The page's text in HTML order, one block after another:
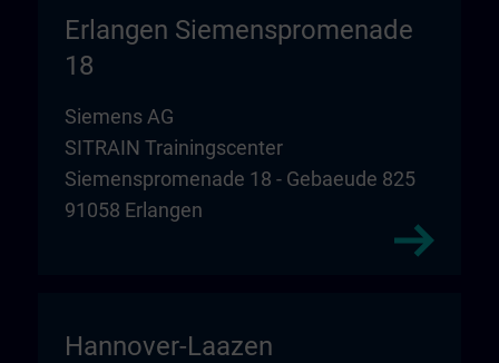
Erlangen Siemenspromenade
18
Siemens AG
SITRAIN Trainingscenter
Siemenspromenade 18 - Gebaeude 825
91058 Erlangen
Hannover-Laazen